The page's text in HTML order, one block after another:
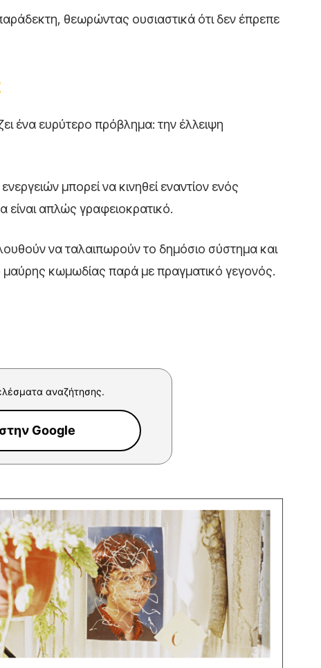
θεωρώντας ουσιαστικά ότι δεν έπρεπε
ένα ευρύτερο πρόβλημα: την έλλειψη
μπορεί να κινηθεί εναντίον ενός
είναι απλώς γραφειοκρατικό.
να ταλαιπωρούν το δημόσιο σύστημα και
μαύρης κωμωδίας παρά με πραγματικό γεγονός.
αναζήτησης.
Google